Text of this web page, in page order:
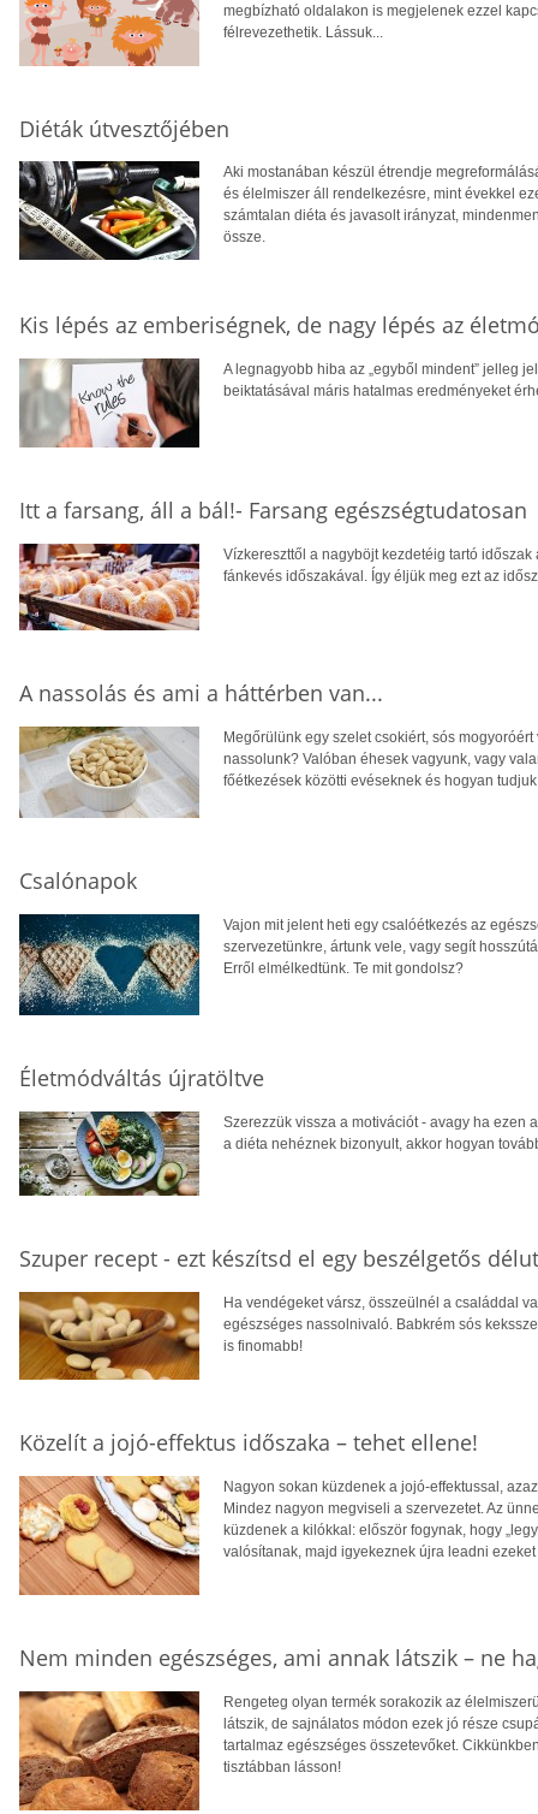
megbízható oldalakon is megjelenek ezzel
félrevezethetik. Lássuk...
Diéták útvesztőjében
Aki mostanában készül étrendje
és élelmiszer áll rendelkezésre, mint évekkel
számtalan diéta és javasolt irányzat,
össze.
Kis lépés az emberiségnek, de nagy lépés az
A legnagyobb hiba az „egyből mindent” jelleg
beiktatásával máris hatalmas eredményeket
Itt a farsang, áll a bál!- Farsang egészségtudatosan
Vízkereszttől a nagyböjt kezdetéig tartó
fánkevés időszakával. Így éljük meg ezt az
A nassolás és ami a háttérben van...
Megőrülünk egy szelet csokiért, sós
nassolunk? Valóban éhesek vagyunk, vagy
főétkezések közötti evéseknek és hogyan
Csalónapok
Vajon mit jelent heti egy csalóétkezés az
szervezetünkre, ártunk vele, vagy segít
Erről elmélkedtünk. Te mit gondolsz?
Életmódváltás újratöltve
Szerezzük vissza a motivációt - avagy ha ezen
a diéta nehéznek bizonyult, akkor hogyan
Szuper recept - ezt készítsd el egy beszélgetős
Ha vendégeket vársz, összeülnél a családdal
egészséges nassolnivaló. Babkrém sós
is finomabb!
Közelít a jojó-effektus időszaka – tehet ellene!
Nagyon sokan küzdenek a jojó-effektussal,
Mindez nagyon megviseli a szervezetet. Az
küzdenek a kilókkal: először fogynak, hogy
valósítanak, majd igyekeznek újra leadni
Nem minden egészséges, ami annak látszik – ne
Rengeteg olyan termék sorakozik az
látszik, de sajnálatos módon ezek jó része
tartalmaz egészséges összetevőket.
tisztábban lásson!